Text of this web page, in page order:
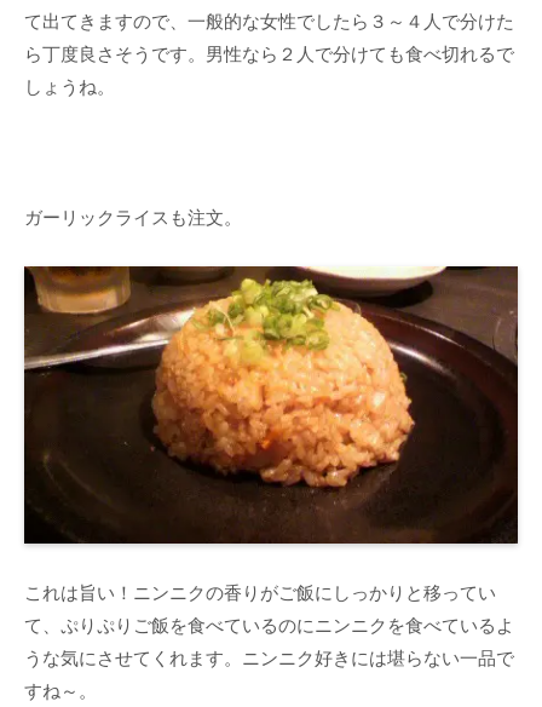
て出てきますので、一般的な女性でしたら３～４人で分けた
ら丁度良さそうです。男性なら２人で分けても食べ切れるで
しょうね。
ガーリックライスも注文。
これは旨い！ニンニクの香りがご飯にしっかりと移ってい
て、ぷりぷりご飯を食べているのにニンニクを食べているよ
うな気にさせてくれます。ニンニク好きには堪らない一品で
すね～。